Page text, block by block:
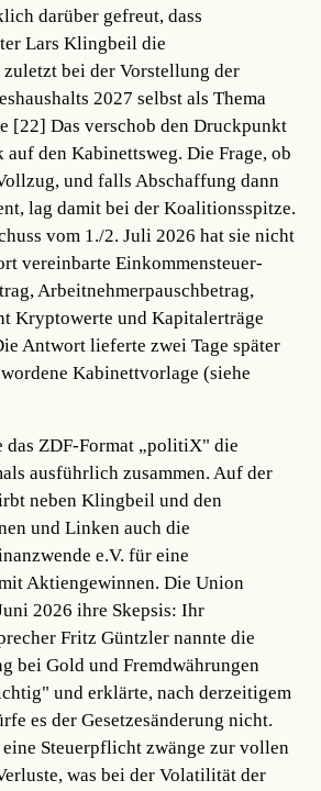
darüber gefreut, dass
Lars Klingbeil die
bei der Vorstellung der
2027 selbst als Thema
[22] Das verschob den Druckpunkt
auf den Kabinettsweg. Die Frage, ob
und falls Abschaffung dann
lag damit bei der Koalitionsspitze.
vom 1./2. Juli 2026 hat sie nicht
vereinbarte Einkommensteuer-
Arbeitnehmerpauschbetrag,
Kryptowerte und Kapitalerträge
Antwort lieferte zwei Tage später
Kabinettvorlage (siehe
das ZDF-Format „politiX" die
ausführlich zusammen. Auf der
neben Klingbeil und den
und Linken auch die
e.V. für eine
Aktiengewinnen. Die Union
2026 ihre Skepsis: Ihr
Fritz Güntzler nannte die
bei Gold und Fremdwährungen
und erklärte, nach derzeitigem
es der Gesetzesänderung nicht.
Steuerpflicht zwänge zur vollen
was bei der Volatilität der